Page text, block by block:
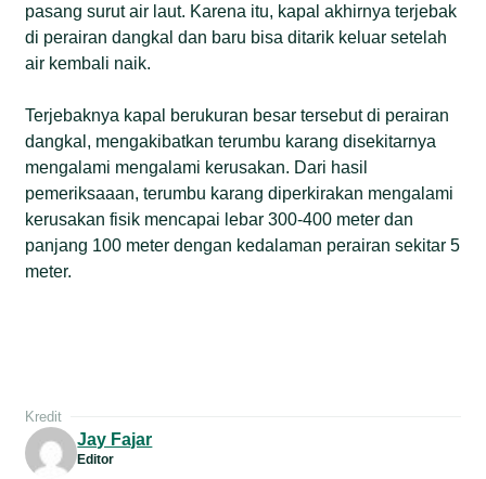
pasang surut air laut. Karena itu, kapal akhirnya terjebak
di perairan dangkal dan baru bisa ditarik keluar setelah
air kembali naik.
Terjebaknya kapal berukuran besar tersebut di perairan
dangkal, mengakibatkan terumbu karang disekitarnya
mengalami mengalami kerusakan. Dari hasil
pemeriksaaan, terumbu karang diperkirakan mengalami
kerusakan fisik mencapai lebar 300-400 meter dan
panjang 100 meter dengan kedalaman perairan sekitar 5
meter.
Kredit
Jay Fajar
Editor